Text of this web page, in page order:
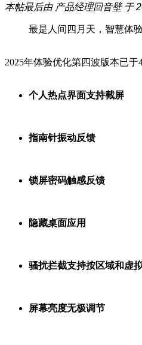
本帖最后由 产品经理回音壁 于
最是人间四月天，智慧体
2025年体验优化第四波版本已
个人热点界面支持截屏
指南针振动反馈
锁屏密码触感反馈
隐藏桌面应用
骚扰拦截支持按区域和虚
屏幕亮度无极调节